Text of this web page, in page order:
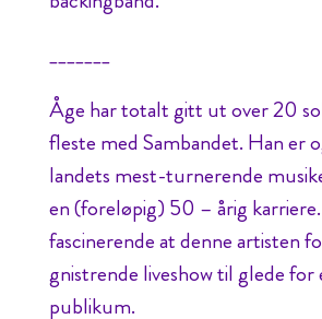
_______
Åge har totalt gitt ut over 20
fleste med Sambandet. Han er
landets mest-turnerende
en (foreløpig) 50 – årig
fascinerende at denne artisten
gnistrende liveshow til glede
publikum.